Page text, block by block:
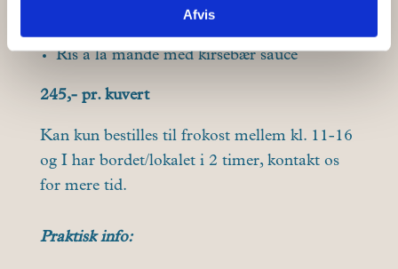
Afvis
Færøsk lakserillette
Lun ribbensteg med rødkål og syltet agurk
Ris a la mande med kirsebær sauce
245,- pr. kuvert
Kan kun bestilles til frokost mellem kl. 11-16
og I har bordet/lokalet i 2 timer, kontakt os
for mere tid.
Praktisk info: